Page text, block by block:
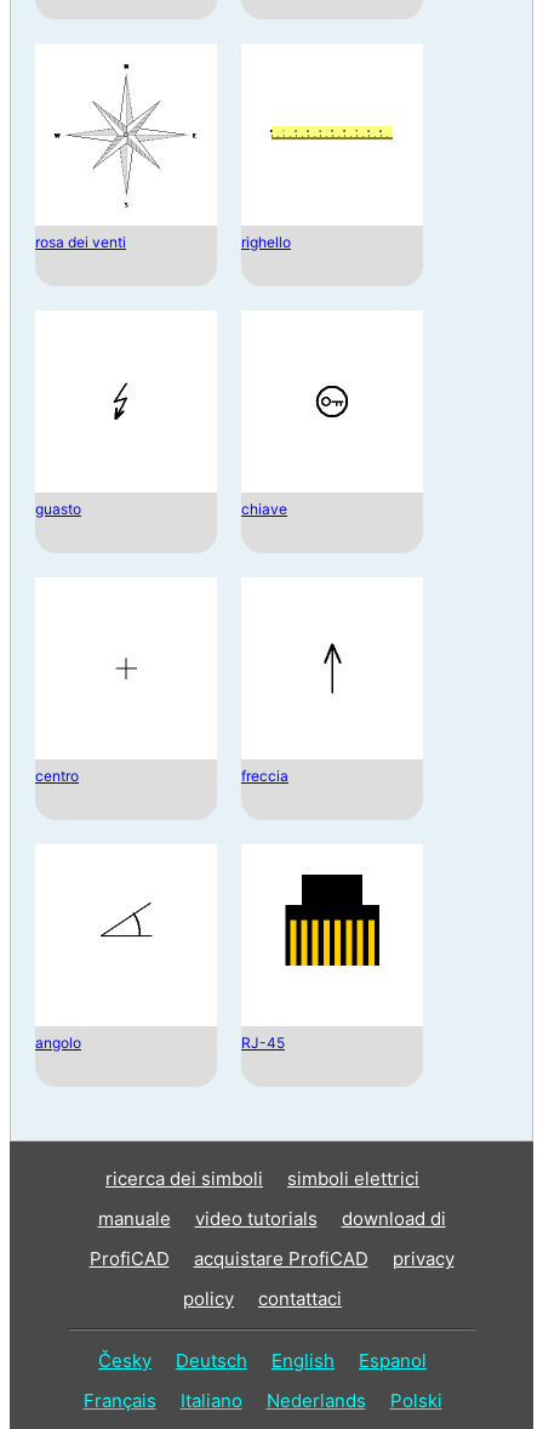
rosa dei venti righello
guasto chiave
centro freccia
angolo RJ-45
ricerca dei simboli
simboli elettrici
manuale
video tutorials
download di
ProfiCAD
acquistare ProfiCAD
privacy
policy
contattaci
Česky Deutsch English
Espanol
Français
Italiano Nederlands
Polski